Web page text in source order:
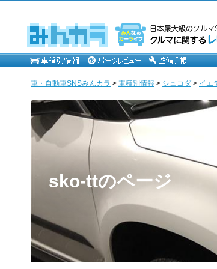
車・自動車SNSみんカラ > 車種別情報 > シュコダ > イエ
sko-ttのページ